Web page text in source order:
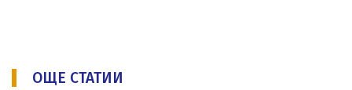
ОЩЕ СТАТИИ